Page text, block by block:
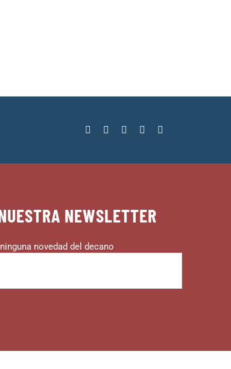
NEWSLETTER
novedad del decano